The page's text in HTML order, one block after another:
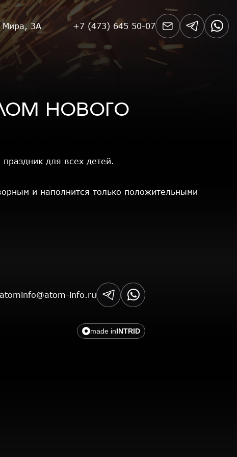
Мира, 3А +7 (473) 645 50-07
нового
для всех детей.
и наполнится только положительными
atominfo@atom-info.ru
made inINTRID